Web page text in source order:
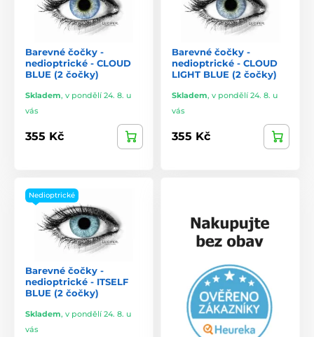
Barevné čočky -
nedioptrické - CLOUD
BLUE (2 čočky)
Skladem, v pondělí 24. 8. u
vás
355 Kč
Barevné čočky -
nedioptrické - CLOUD
LIGHT BLUE (2 čočky)
Skladem, v pondělí 24. 8. u
vás
355 Kč
Nedioptrické
Barevné čočky -
nedioptrické - ITSELF
BLUE (2 čočky)
Skladem, v pondělí 24. 8. u
vás